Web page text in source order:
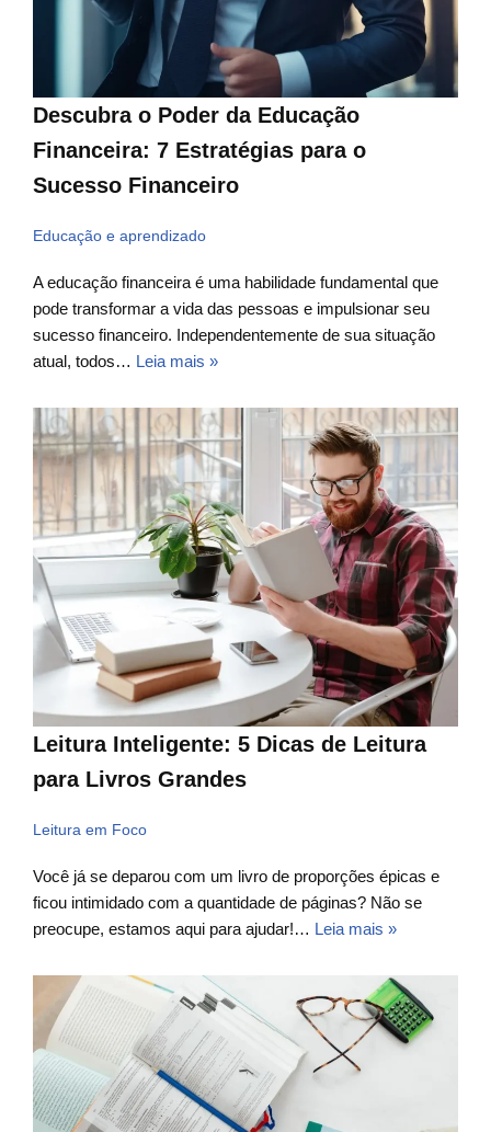
Descubra o Poder da Educação
Financeira: 7 Estratégias para o
Sucesso Financeiro
Educação e aprendizado
A educação financeira é uma habilidade fundamental que
pode transformar a vida das pessoas e impulsionar seu
sucesso financeiro. Independentemente de sua situação
atual, todos… Leia mais »
Leitura Inteligente: 5 Dicas de Leitura
para Livros Grandes
Leitura em Foco
Você já se deparou com um livro de proporções épicas e
ficou intimidado com a quantidade de páginas? Não se
preocupe, estamos aqui para ajudar!… Leia mais »